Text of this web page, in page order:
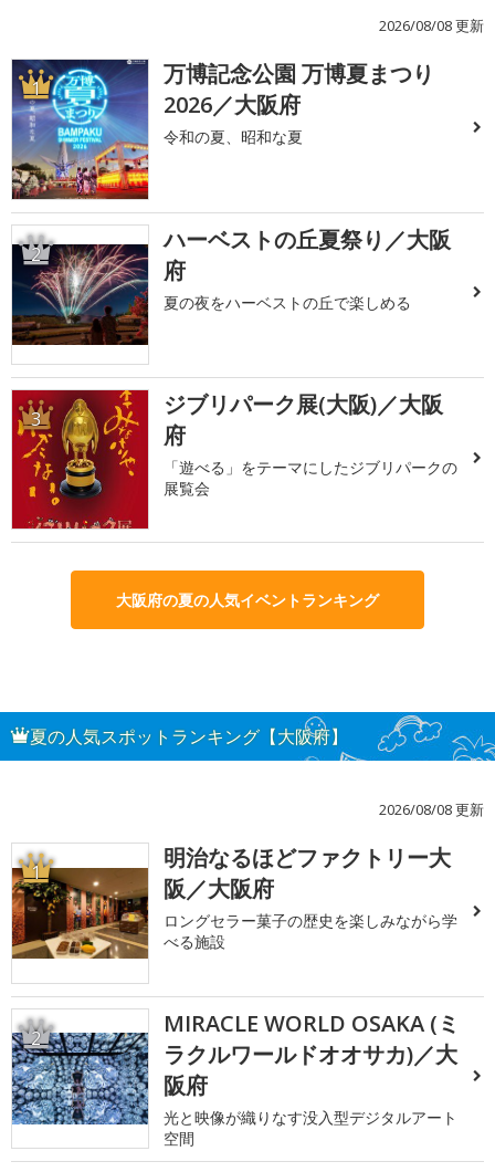
2026/08/08 更新
1
万博記念公園 万博夏まつり
2026／大阪府
令和の夏、昭和な夏
2
ハーベストの丘夏祭り／大阪
府
夏の夜をハーベストの丘で楽しめる
3
ジブリパーク展(大阪)／大阪
府
「遊べる」をテーマにしたジブリパークの
展覧会
大阪府の夏の人気イベントランキング
夏の人気スポットランキング【大阪府】
2026/08/08 更新
1
明治なるほどファクトリー大
阪／大阪府
ロングセラー菓子の歴史を楽しみながら学
べる施設
2
MIRACLE WORLD OSAKA (ミ
ラクルワールドオオサカ)／大
阪府
光と映像が織りなす没入型デジタルアート
空間